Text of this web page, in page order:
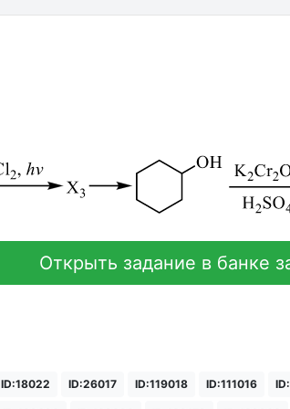
Открыть задание в банке
ID:18022 ID:26017 ID:119018 ID:111016